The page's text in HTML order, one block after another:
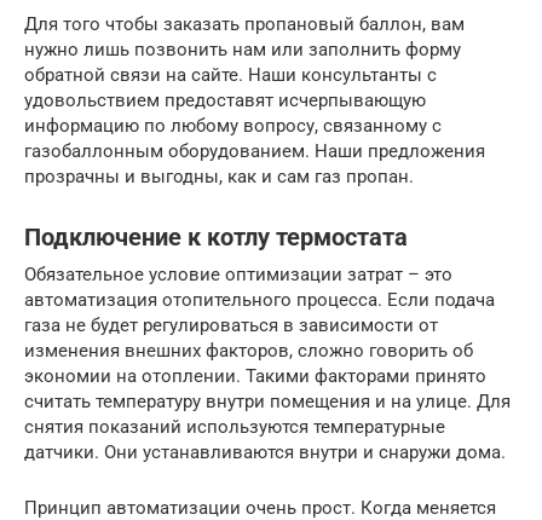
Для того чтобы заказать пропановый баллон, вам
нужно лишь позвонить нам или заполнить форму
обратной связи на сайте. Наши консультанты с
удовольствием предоставят исчерпывающую
информацию по любому вопросу, связанному с
газобаллонным оборудованием. Наши предложения
прозрачны и выгодны, как и сам газ пропан.
Подключение к котлу термостата
Обязательное условие оптимизации затрат – это
автоматизация отопительного процесса. Если подача
газа не будет регулироваться в зависимости от
изменения внешних факторов, сложно говорить об
экономии на отоплении. Такими факторами принято
считать температуру внутри помещения и на улице. Для
снятия показаний используются температурные
датчики. Они устанавливаются внутри и снаружи дома.
Принцип автоматизации очень прост. Когда меняется